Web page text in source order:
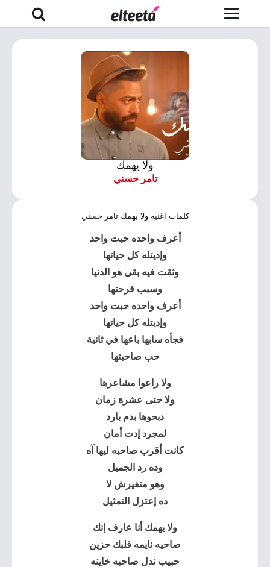
ولا يهمك
تامر حسني
كلمات اغنية ولا يهمك تامر حسني
أعرف واحده حبت واحد
وإديتله كل حياتها
وثقت فيه بقى هو الدنيا
وسبب فرحتها
أعرف واحده حبت واحد
وإديتله كل حياتها
فجأه سابها باعها في ثانية
حب صاحبتها
ولا راعوا مشاعرها
ولا حتى عشرة زمان
دبحوها بدم بارد
لمجرد إدت أمان
كانت أقرب صاحبه ليها آه
وده رد الجميل
وهو متغيرش لا
ده إعتزل التمثيل
ولا يهمك أنا عارف إنك
صاحيه نايمه قلبك حزين
حبيب ندل صاحبه خاينه